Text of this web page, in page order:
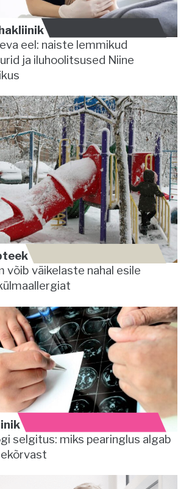
eel: naiste lemmikud
ja iluhoolitsused Niine
võib väikelaste nahal esile
selgitus: miks pearinglus algab